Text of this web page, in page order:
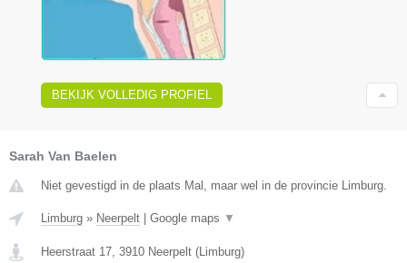
BEKIJK VOLLEDIG PROFIEL
Sarah Van Baelen
Niet gevestigd in de plaats Mal, maar wel in de provincie Limburg.
Limburg » Neerpelt | Google maps ▼
Heerstraat 17 3910 Neerpelt (Limburg)